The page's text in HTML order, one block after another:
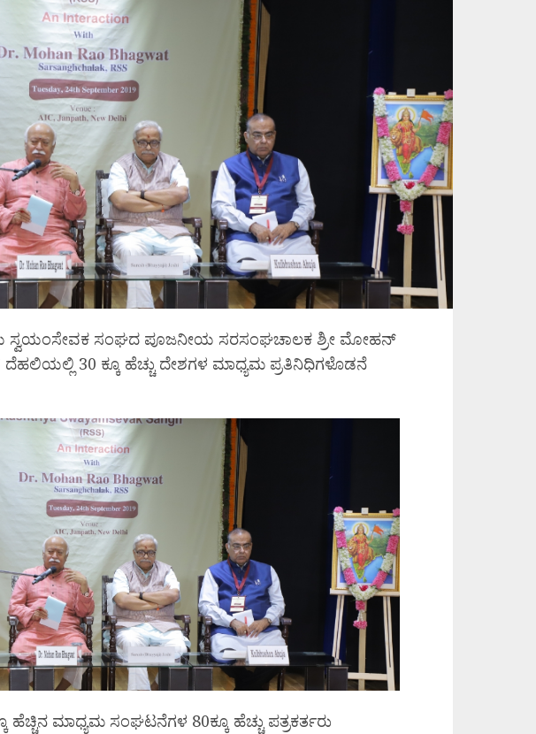
ಸ್ವಯಂಸೇವಕ ಸಂಘದ ಪೂಜನೀಯ ಸರಸಂಘಚಾಲಕ ಶ್ರೀ ಮೋಹನ್
30 ಕ್ಕೂ ಹೆಚ್ಚು ದೇಶಗಳ ಮಾಧ್ಯಮ ಪ್ರತಿನಿಧಿಗಳೊಡನೆ
ಹೆಚ್ಚಿನ ಮಾಧ್ಯಮ ಸಂಘಟನೆಗಳ 80ಕ್ಕೂ ಹೆಚ್ಚು ಪತ್ರಕರ್ತರು